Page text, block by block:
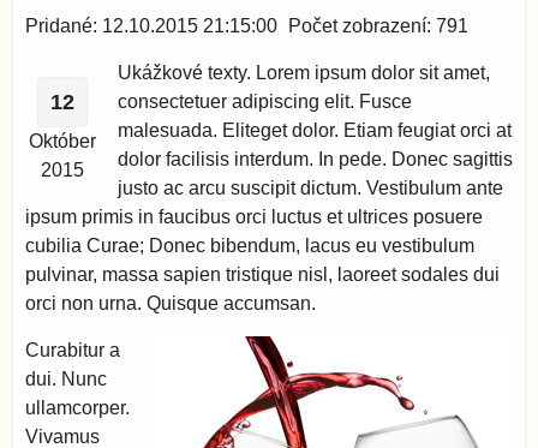
Pridané: 12.10.2015 21:15:00 Počet zobrazení: 791
12
Október
2015
Ukážkové texty. Lorem ipsum dolor sit amet,
consectetuer adipiscing elit. Fusce
malesuada. Eliteget dolor. Etiam feugiat orci at
dolor facilisis interdum. In pede. Donec sagittis
justo ac arcu suscipit dictum. Vestibulum ante
ipsum primis in faucibus orci luctus et ultrices posuere
cubilia Curae; Donec bibendum, lacus eu vestibulum
pulvinar, massa sapien tristique nisl, laoreet sodales dui
orci non urna. Quisque accumsan.
Curabitur a
dui. Nunc
ullamcorper.
Vivamus